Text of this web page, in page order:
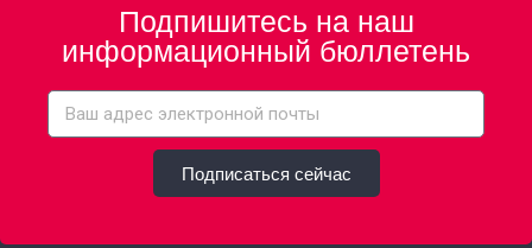
Подпишитесь на наш
информационный бюллетень
Подписаться сейчас